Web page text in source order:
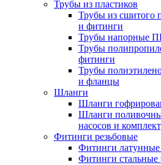
Трубы из пластиков
Трубы из сшитого
и фитинги
Трубы напорные
Трубы
фитинги
Трубы
и фланцы
Шланги
Шланги
Шланги
насосов и
Фитинги резьбовые
Фитинги латунные
Фитинги стальные